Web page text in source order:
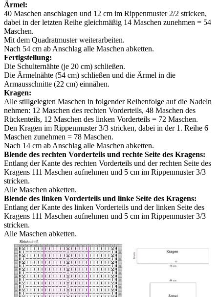
Ärmel:
40 Maschen anschlagen und 12 cm im Rippenmuster 2/2 stricken,
dabei in der letzten Reihe gleichmäßig 14 Maschen zunehmen = 54
Maschen.
Mit dem Quadratmuster weiterarbeiten.
Nach 54 cm ab Anschlag alle Maschen abketten.
Fertigstellung:
Die Schulternähte (je 20 cm) schließen.
Die Ärmelnähte (54 cm) schließen und die Ärmel in die
Armausschnitte (22 cm) einnähen.
Kragen:
Alle stillgelegten Maschen in folgender Reihenfolge auf die Nadeln
nehmen: 12 Maschen des rechten Vorderteils, 48 Maschen des
Rückenteils, 12 Maschen des linken Vorderteils = 72 Maschen.
Den Kragen im Rippenmuster 3/3 stricken, dabei in der 1. Reihe 6
Maschen zunehmen = 78 Maschen.
Nach 14 cm ab Anschlag alle Maschen abketten.
Blende des rechten Vorderteils und rechte Seite des Kragens:
Entlang der Kante des rechten Vorderteils und der rechten Seite des
Kragens 111 Maschen aufnehmen und 5 cm im Rippenmuster 3/3
stricken.
Alle Maschen abketten.
Blende des linken Vorderteils und linke Seite des Kragens:
Entlang der Kante des linken Vorderteils und der linken Seite des
Kragens 111 Maschen aufnehmen und 5 cm im Rippenmuster 3/3
stricken.
Alle Maschen abketten.